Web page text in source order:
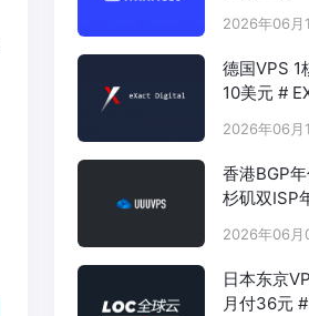
2026年06月
德国VPS 1
10美元 #
2026年06月
香港BGP
杉矶双ISP
2026年06月
日本东京
月付36元 #